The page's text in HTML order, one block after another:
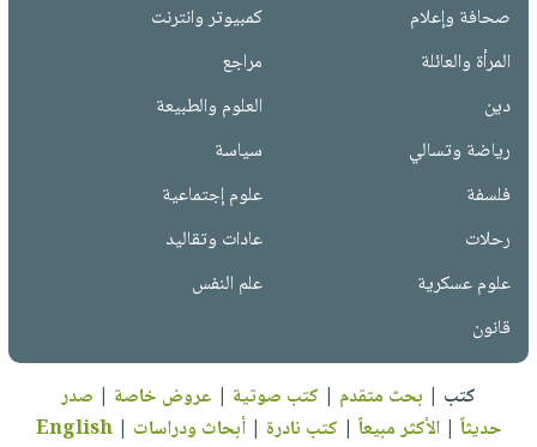
صحافة وإعلام
كمبيوتر وانترنت
المرأة والعائلة
مراجع
دين
العلوم والطبيعة
رياضة وتسالي
سياسة
فلسفة
علوم إجتماعية
رحلات
عادات وتقاليد
علوم عسكرية
علم النفس
قانون
كتب | بحث متقدم | كتب صوتية | عروض خاصة | صدر
حديثاً |الأكثر مبيعاً | كتب نادرة |أبحاث ودراسات |
English